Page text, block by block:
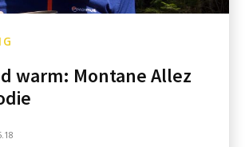
warm: Montane Allez